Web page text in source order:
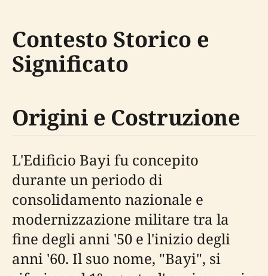
Contesto Storico e
Significato
Origini e Costruzione
L'Edificio Bayi fu concepito
durante un periodo di
consolidamento nazionale e
modernizzazione militare tra la
fine degli anni '50 e l'inizio degli
anni '60. Il suo nome, "Bayi", si